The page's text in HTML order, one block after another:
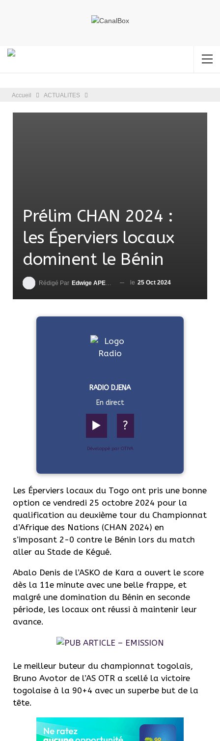
Accueil ACTUALITES
Prélim CHAN 2024 :
les Éperviers locaux
dominent le Bénin
Rédigé Par Edwige APEDO le 25 Oct 2024
RADIO DJENA
En direct
▶️ ?
Développé par OTIYA
Les Éperviers locaux du Togo ont pris une bonne
option ce vendredi 25 octobre 2024 pour la
qualification au deuxième tour du Championnat
d’Afrique des Nations (CHAN 2024) en
s’imposant 2-0 contre le Bénin lors du match
aller au Stade de Kégué.
Abalo Denis de l’ASKO de Kara a ouvert le score
dès la 11e minute avec une belle frappe, et
malgré une domination du Bénin en seconde
période, les locaux ont réussi à maintenir leur
avance.
Le meilleur buteur du championnat togolais,
Bruno Avotor de l’AS OTR a scellé la victoire
togolaise à la 90+4 avec un superbe but de la
tête.